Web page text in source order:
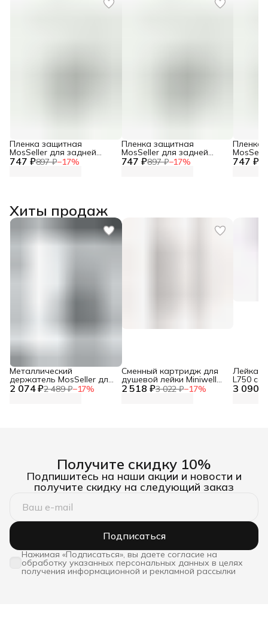
747 ₽897 ₽−17%
Пленка защитная
MosSeller для задней
панели для OPPO Reno 8 747 ₽897 ₽−17%
Пленка защитная
MosSeller для задней
панели для Oppo Reno 12 747 ₽
Пленка
панели
Хиты продаж
2 074 ₽2 489 ₽−17%
Металлический
держатель MosSeller для
смартфона с 2 518 ₽3 022 ₽−17%
Сменный картридж для
душевой лейки Miniwell
L750, угольный 3 090 ₽
Лейка
L750 со
Получите скидку 10%
Подпишитесь на наши акции и новости и
получите скидку на следующий заказ
Подписаться
Нажимая «Подписаться», вы даете согласие на
обработку указанных персональных данных в целях
получения информационной и рекламной рассылки